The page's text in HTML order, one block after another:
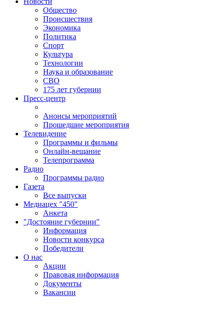
Общество
Происшествия
Экономика
Политика
Спорт
Культура
Технологии
Наука и образование
СВО
175 лет губернии
Пресс-центр
Анонсы мероприятий
Прошедшие мероприятия
Телевидение
Программы и фильмы
Онлайн-вещание
Телепрограмма
Радио
Программы радио
Газета
Все выпуски
Медиацех "450"
Анкета
"Достояние губернии"
Информация
Новости конкурса
Победители
О нас
Акции
Правовая информация
Документы
Вакансии